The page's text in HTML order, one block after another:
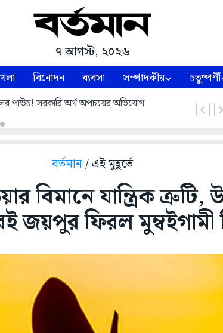
৭ আগস্ট, ২০২৬
বিনোদন ব্যবসা সম্পাদকীয় চতুষ্পর্ণী
পাউচ! সরকারি অর্থ অপচয়ের অভিযোগ
বর্তমান/ এই মুহূর্তে
বিমানে যান্ত্রিক
জয়পুর ফিরল মুম্বইগামী